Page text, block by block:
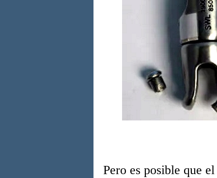
Pero es posible que